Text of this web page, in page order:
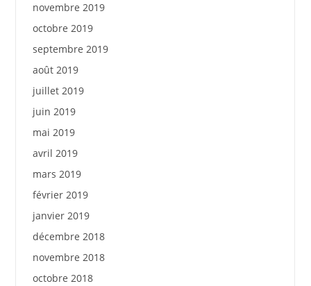
novembre 2019
octobre 2019
septembre 2019
août 2019
juillet 2019
juin 2019
mai 2019
avril 2019
mars 2019
février 2019
janvier 2019
décembre 2018
novembre 2018
octobre 2018